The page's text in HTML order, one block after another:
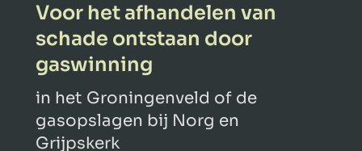
Voor het afhandelen van
schade ontstaan door
gaswinning
in het Groningenveld of de
gasopslagen bij Norg en
Grijpskerk